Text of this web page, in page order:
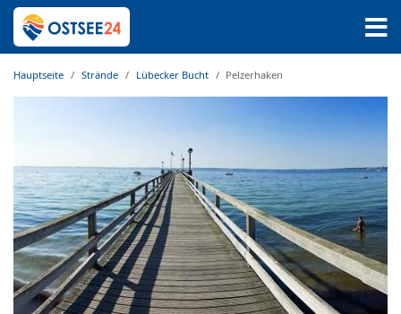
Hauptseite Strände Lübecker Bucht Pelzerhaken